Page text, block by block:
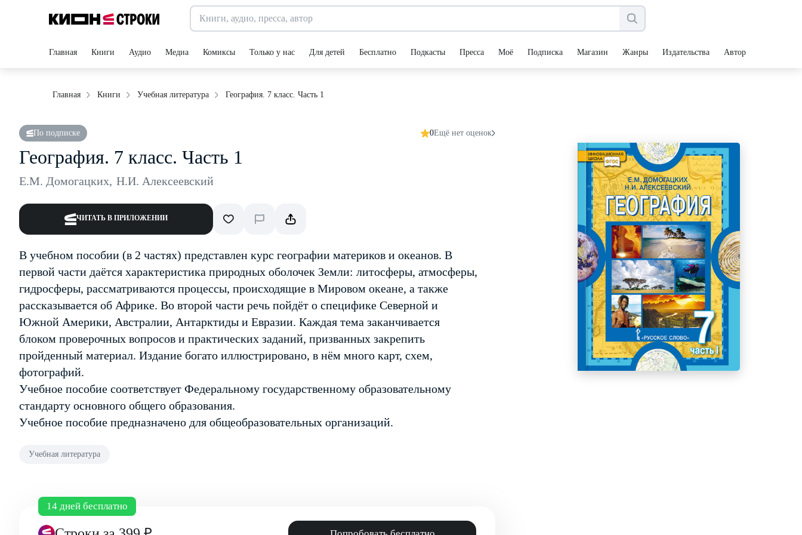
Главная Книги Аудио Медиа Комиксы Только у нас Для детей Бесплатно Подкасты Пресса Моё Подписка Магазин Жанры Издательства Авторы
Главная Книги Учебная литература География. 7 класс. Часть 1
По подписке 0Ещё нет оценок
География. 7 класс. Часть 1
Е.М. Домогацких, Н.И. Алексеевский
ЧИТАТЬ В ПРИЛОЖЕНИИ
В учебном пособии (в 2 частях) представлен курс географии материков и океанов. В
первой части даётся характеристика природных оболочек Земли: литосферы, атмосферы,
гидросферы, рассматриваются процессы, происходящие в Мировом океане, а также
рассказывается об Африке. Во второй части речь пойдёт о специфике Северной и
Южной Америки, Австралии, Антарктиды и Евразии. Каждая тема заканчивается
блоком проверочных вопросов и практических заданий, призванных закрепить
пройденный материал. Издание богато иллюстрировано, в нём много карт, схем,
фотографий.
Учебное пособие соответствует Федеральному государственному образовательному
стандарту основного общего образования.
Учебное пособие предназначено для общеобразовательных организаций.
Учебная литература
14 дней бесплатно